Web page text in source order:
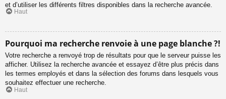
et d’utiliser les différents filtres disponibles dans la recherche avancée.
Haut
Pourquoi ma recherche renvoie à une page blanche ?!
Votre recherche a renvoyé trop de résultats pour que le serveur puisse les
afficher. Utilisez la recherche avancée et essayez d’être plus précis dans
les termes employés et dans la sélection des forums dans lesquels vous
souhaitez effectuer une recherche.
Haut